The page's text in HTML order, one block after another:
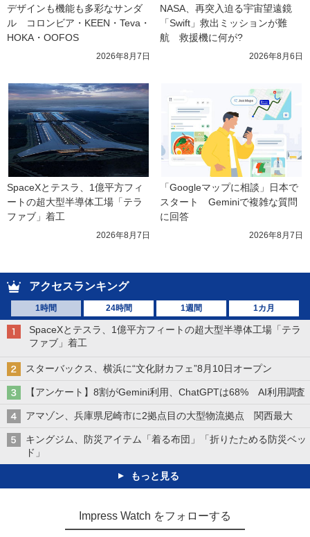
デザインも機能も多彩なサンダ
ル　コロンビア・KEEN・Teva・
HOKA・OOFOS
2026年8月7日
NASA、再突入迫る宇宙望遠鏡
「Swift」救出ミッションが難
航　救援機に何が?
2026年8月6日
SpaceXとテスラ、1億平方フィ
ートの超大型半導体工場「テラ
ファブ」着工
2026年8月7日
「Googleマップに相談」日本で
スタート　Geminiで複雑な質問
に回答
2026年8月7日
アクセスランキング
1時間 24時間 1週間 1カ月
SpaceXとテスラ、1億平方フィートの超大型半導体工場「テラ
ファブ」着工
スターバックス、横浜に“文化財カフェ”8月10日オープン
【アンケート】8割がGemini利用、ChatGPTは68% AI利用調査
アマゾン、兵庫県尼崎市に2拠点目の大型物流拠点 関西最大
キングジム、防災アイテム「着る布団」「折りたためる防災ベッ
ド」
もっと見る
Impress Watch をフォローする